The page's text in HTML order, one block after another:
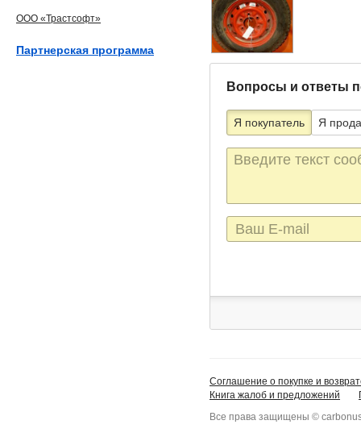
Вопросы и ответы
Я покупатель Я
Текст
сообщения
E-
mail
ООО «Трастсофт»
Партнерская программа
Соглашение о покупке и
Книга жалоб и предложений
Все права защищены ©